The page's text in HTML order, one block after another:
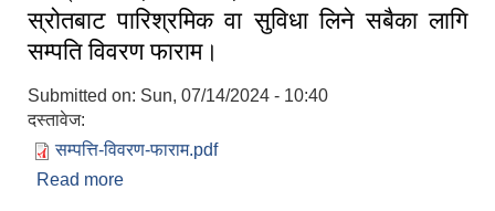
स्रोतबाट पारिश्रमिक वा सुविधा लिने सबैका लागि
सम्पति विवरण फाराम।
Submitted on: Sun, 07/14/2024 - 10:40
दस्तावेज:
सम्पत्ति-विवरण-फाराम.pdf
Read more